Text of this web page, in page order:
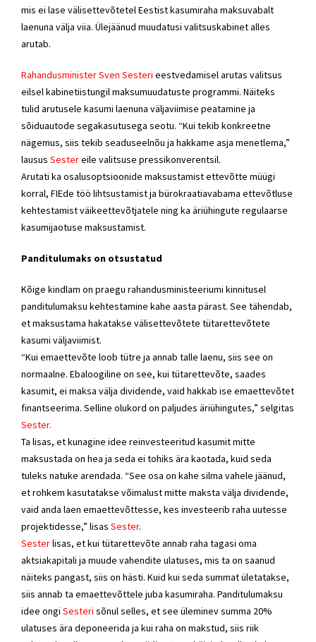
mis ei lase välisettevõtetel Eestist kasumiraha maksuvabalt
laenuna välja viia. Ülejäänud muudatusi valitsuskabinet alles
arutab.
Rahandusminister Sven Sesteri eestvedamisel arutas valitsus
eilsel kabinetiistungil maksumuudatuste programmi. Näiteks
tulid arutusele kasumi laenuna väljaviimise peatamine ja
sõiduautode segakasutusega seotu. “Kui tekib konkreetne
nägemus, siis tekib seaduseelnõu ja hakkame asja menetlema,”
lausus Sestereile valitsuse pressikonverentsil.
Arutati ka osalusoptsioonide maksustamist ettevõtte müügi
korral, FIEde töö lihtsustamist ja bürokraatiavabama ettevõtluse
kehtestamist väikeettevõtjatele ning ka äriühingute regulaarse
kasumijaotuse maksustamist.
Panditulumaks on otsustatud
Kõige kindlam on praegu rahandusministeeriumi kinnitusel
panditulumaksu kehtestamine kahe aasta pärast. See tähendab,
et maksustama hakatakse välisettevõtete tütarettevõtete
kasumi väljaviimist.
“Kui emaettevõte loob tütre ja annab talle laenu, siis see on
normaalne. Ebaloogiline on see, kui tütarettevõte, saades
kasumit, ei maksa välja dividende, vaid hakkab ise emaettevõtet
finantseerima. Selline olukord on paljudes äriühingutes,” selgitas
Sester.
Ta lisas, et kunagine idee reinvesteeritud kasumit mitte
maksustada on hea ja seda ei tohiks ära kaotada, kuid seda
tuleks natuke arendada. “See osa on kahe silma vahele jäänud,
et rohkem kasutatakse võimalust mitte maksta välja dividende,
vaid anda laen emaettevõttesse, kes investeerib raha uutesse
projektidesse,” lisas Sester.
Sesterlisas, et kui tütarettevõte annab raha tagasi oma
aktsiakapitali ja muude vahendite ulatuses, mis ta on saanud
näiteks pangast, siis on hästi. Kuid kui seda summat ületatakse,
siis annab ta emaettevõttele juba kasumiraha. Panditulumaksu
idee ongi Sesteri sõnul selles, et see üleminev summa 20%
ulatuses ära deponeerida ja kui raha on makstud, siis riik